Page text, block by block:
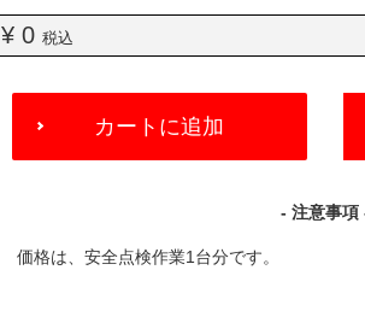
¥ 0税込
ADD
CART
カートに追加
- 注意事項
価格は、安全点検作業1台分です。